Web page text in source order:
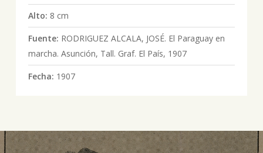
Alto: 8 cm
Fuente: RODRIGUEZ ALCALA, JOSÉ. El Paraguay en
marcha. Asunción, Tall. Graf. El País, 1907
Fecha: 1907